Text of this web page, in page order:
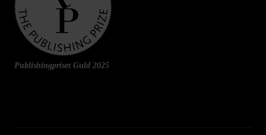
Publishingpriset Guld 2025